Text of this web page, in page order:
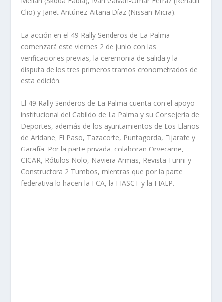
Clio) y Janet Antúnez-Aitana Díaz (Nissan Micra).
La acción en el 49 Rally Senderos de La Palma
comenzará este viernes 2 de junio con las
verificaciones previas, la ceremonia de salida y la
disputa de los tres primeros tramos cronometrados de
esta edición.
El 49 Rally Senderos de La Palma cuenta con el apoyo
institucional del Cabildo de La Palma y su Consejería de
Deportes, además de los ayuntamientos de Los Llanos
de Aridane, El Paso, Tazacorte, Puntagorda, Tijarafe y
Garafía. Por la parte privada, colaboran Orvecame,
CICAR, Rótulos Nolo, Naviera Armas, Revista Turini y
Constructora 2 Tumbos, mientras que por la parte
federativa lo hacen la FCA, la FIASCT y la FIALP.